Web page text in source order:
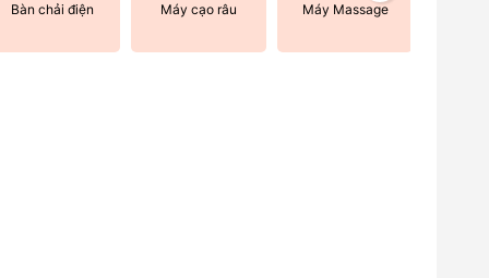
Bàn chải điện Máy cạo râu Máy Massage